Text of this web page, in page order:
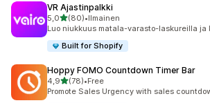
VR Ajastinpalkki
5,0/ 5 tähteä
(80)
80 arvostelua yhteensä
•Ilmainen
Luo niukkuus matala-varasto-laskureilla ja
Built for Shopify
Hoppy FOMO Countdown Timer Bar
4,9/ 5 tähteä
(78)
78 arvostelua yhteensä
•Free
Promote Sales Urgency with sales